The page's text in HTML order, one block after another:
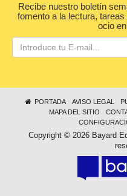
Recibe nuestro boletín
fomento a la lectura,
ocio
PORTADA AVISO LEGAL
MAPA DEL SITIO
Copyright © 2026 Bayard